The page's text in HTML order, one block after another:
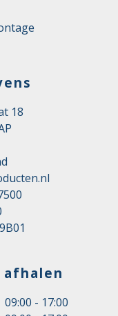
18
09:00 - 17:00